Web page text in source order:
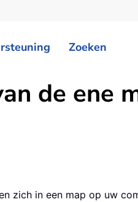
Zoeken
de ene
zich in een map op uw